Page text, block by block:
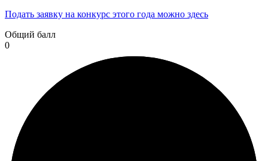
Подать заявку на конкурс этого года можно здесь
Общий балл
0